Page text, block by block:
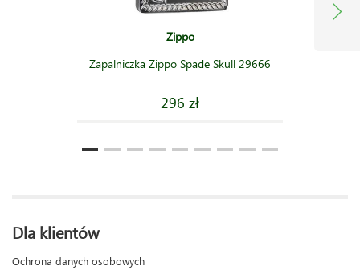
Zippo
Zapalniczka Zippo Spade Skull 29666
296 zł
Dla klientów
Ochrona danych osobowych